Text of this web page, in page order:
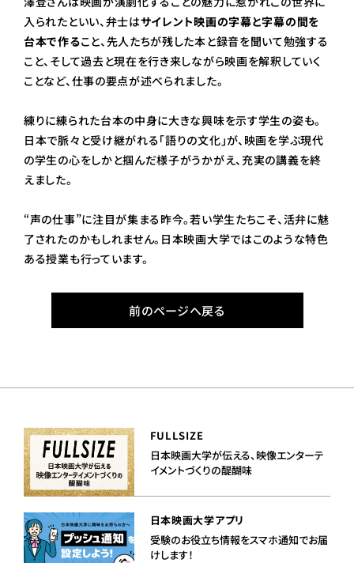
入られたといい、弁士はサイレント映画の字幕と字幕の間を
台本で作ること、先人たちが残した本と録音を聞いて勉強する
こと、そして過去と現在を行き来しながら映画を解釈していく
ことなど、仕事の要点が述べられました。
練りに練られた台本の中身に大きな興味を示す学生の姿も。
日本で脈々と受け継がれる「語りの文化」が、映画を学ぶ現代
の学生の心をしかと掴んだ様子がうかがえ、充実の講義を終
えました。
“声の仕事”に注目が集まる昨今。若い学生たちこそ、活弁に魅
了されたのかもしれません。日本映画大学ではこのような特色
ある授業も行っています。
前のページへ戻る
FULLSIZE
日本映画大学が伝える、映像エンターテ
イメントづくりの醍醐味
日本映画大学アプリ
受験のお役立ち情報をスマホ通知でお届
けします！